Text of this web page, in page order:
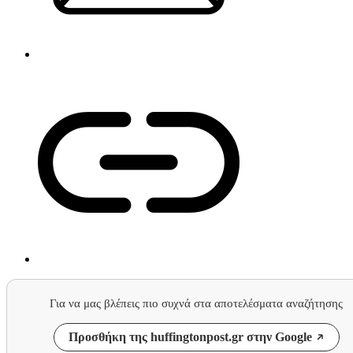
Για να μας βλέπεις πιο συχνά στα αποτελέσματα αναζήτησης
Προσθήκη της huffingtonpost.gr στην Google